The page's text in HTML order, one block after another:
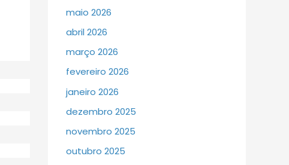
maio 2026
abril 2026
março 2026
fevereiro 2026
janeiro 2026
dezembro 2025
novembro 2025
outubro 2025